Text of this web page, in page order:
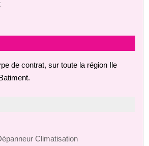
de contrat, sur toute la région Ile
Climatisation